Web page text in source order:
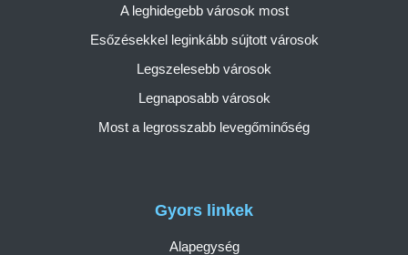
Gyors linkek
Alapegység
A leghidegebb városok most
Esőzésekkel leginkább sújtott városok
Legszelesebb városok
Legnaposabb városok
Most a legrosszabb levegőminőség